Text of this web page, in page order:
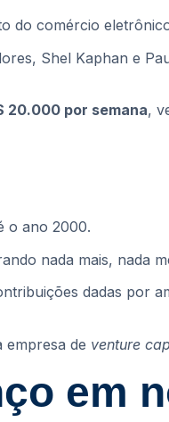
do comércio
Shel Kaphan e
20.000 por semana,
o ano 2000.
nada mais, nada
dadas por
empresa de venture
em